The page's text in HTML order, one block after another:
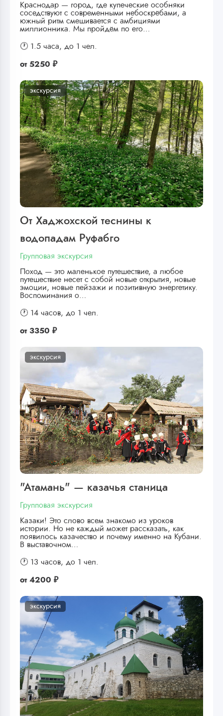
Краснодар — город, где купеческие особняки
соседствуют с современными небоскрёбами, а
южный ритм смешивается с амбициями
миллионника. Мы пройдём по его…
🕐 1.5 часа, до 1 чел.
от 5250 ₽
экскурсия
От Хаджохской теснины к
водопадам Руфабго
Групповая экскурсия
Поход — это маленькое путешествие, а любое
путешествие несет с собой новые открытия, новые
эмоции, новые пейзажи и позитивную энергетику.
Воспоминания о…
🕐 14 часов, до 1 чел.
от 3350 ₽
экскурсия
"Атамань" — казачья станица
Групповая экскурсия
Казаки! Это слово всем знакомо из уроков
истории. Но не каждый может рассказать, как
появилось казачество и почему именно на Кубани.
В выставочном…
🕐 13 часов, до 1 чел.
от 4200 ₽
экскурсия